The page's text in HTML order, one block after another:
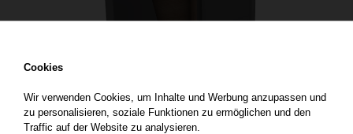
Cookies
Wir verwenden Cookies, um Inhalte und Werbung anzupassen und
zu personalisieren, soziale Funktionen zu ermöglichen und den
Traffic auf der Website zu analysieren.